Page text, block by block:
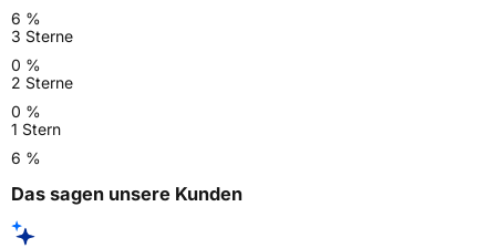
6 %
3 Sterne
0 %
2 Sterne
0 %
1 Stern
6 %
Das sagen unsere Kunden